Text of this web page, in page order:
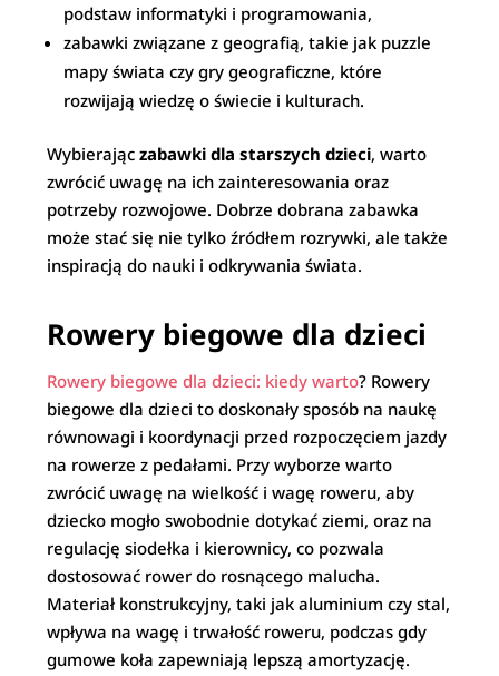
podstaw informatyki i programowania,
zabawki związane z geografią, takie jak puzzle
mapy świata czy gry geograficzne, które
rozwijają wiedzę o świecie i kulturach.
Wybierajączabawki dla starszych dzieci, warto
zwrócić uwagę na ich zainteresowania oraz
potrzeby rozwojowe. Dobrze dobrana zabawka
może stać się nie tylko źródłem rozrywki, ale także
inspiracją do nauki i odkrywania świata.
Rowery biegowe dla dzieci
Rowery biegowe dla dzieci: kiedy warto? Rowery
biegowe dla dzieci to doskonały sposób na naukę
równowagi i koordynacji przed rozpoczęciem jazdy
na rowerze z pedałami. Przy wyborze warto
zwrócić uwagę na wielkość i wagę roweru, aby
dziecko mogło swobodnie dotykać ziemi, oraz na
regulację siodełka i kierownicy, co pozwala
dostosować rower do rosnącego malucha.
Materiał konstrukcyjny, taki jak aluminium czy stal,
wpływa na wagę i trwałość roweru, podczas gdy
gumowe koła zapewniają lepszą amortyzację.